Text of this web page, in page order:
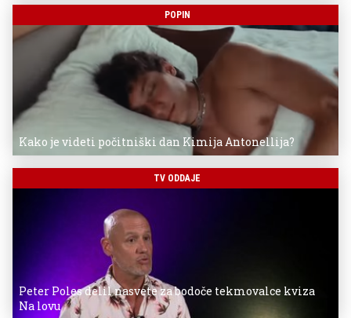
POPIN
Kako je videti počitniški dan Kimija Antonellija?
TV ODDAJE
Peter Poles delil nasvete za bodoče tekmovalce kviza
Na lovu